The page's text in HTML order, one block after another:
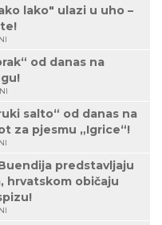
lako" ulazi u uho –
od danas na
salto“ od danas na
za pjesmu „Igrice“!
predstavljaju
hrvatskom običaju